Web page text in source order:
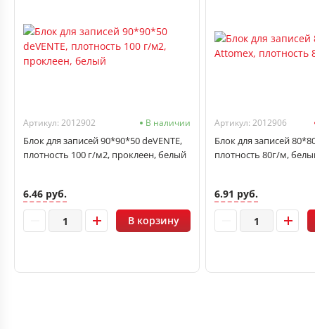
Артикул: 2012902 В наличии
Блок для записей 90*90*50 deVENTE,
плотность 100 г/м2, проклеен, белый
6.46 руб.
В корзину
Артикул: 2012906
Блок для записей
плотность 80г/м,
6.91 руб.